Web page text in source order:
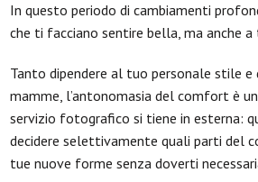
In questo periodo di cambiamenti
che ti facciano sentire bella, ma anche a
Tanto dipendere al tuo personale stile
mamme, l’antonomasia del comfort è
servizio fotografico si tiene in esterna:
decidere selettivamente quali parti del
tue nuove forme senza doverti